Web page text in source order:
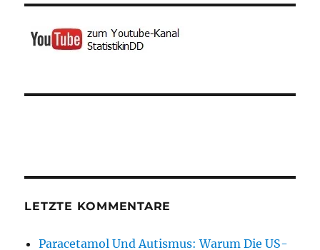
LETZTE KOMMENTARE
Paracetamol Und Autismus: Warum Die US-